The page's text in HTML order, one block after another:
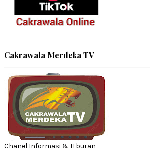
Cakrawala Merdeka TV
Chanel Informasi & Hiburan